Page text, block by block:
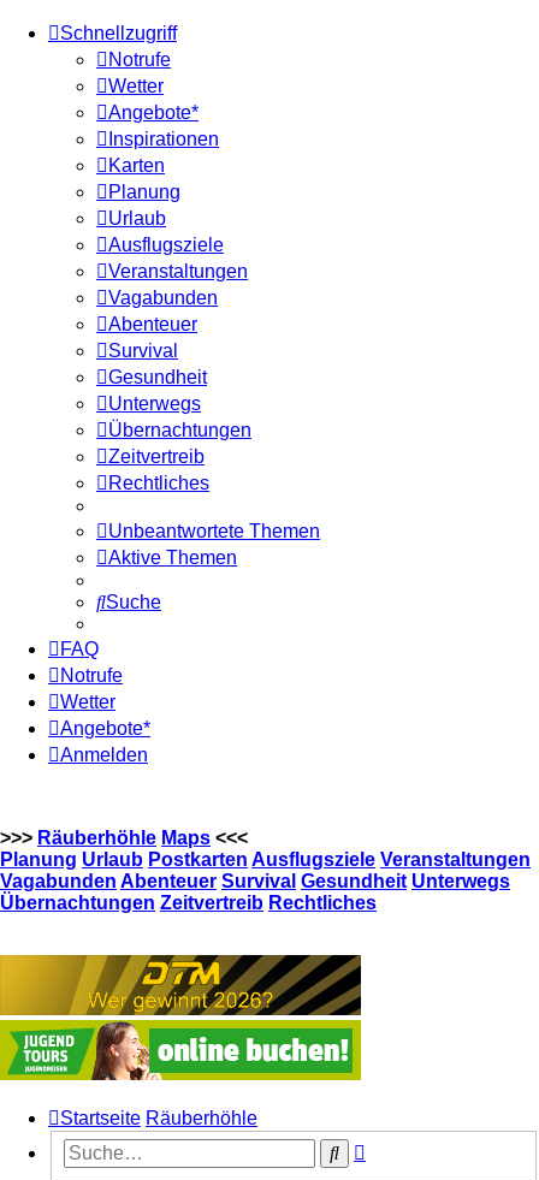
Schnellzugriff
Notrufe
Wetter
Angebote*
Inspirationen
Karten
Planung
Urlaub
Ausflugsziele
Veranstaltungen
Vagabunden
Abenteuer
Survival
Gesundheit
Unterwegs
Übernachtungen
Zeitvertreib
Rechtliches
Unbeantwortete Themen
Aktive Themen
Suche
FAQ
Notrufe
Wetter
Angebote*
Anmelden
>>> Räuberhöhle Maps <<<
Planung Urlaub Postkarten Ausflugsziele Veranstaltungen
Vagabunden Abenteuer Survival Gesundheit Unterwegs
Übernachtungen Zeitvertreib Rechtliches
Startseite Räuberhöhle
Suche